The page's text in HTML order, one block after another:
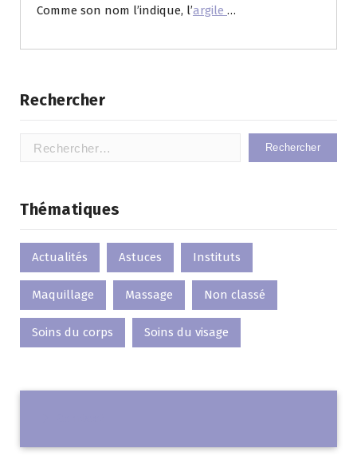
Comme son nom l’indique, l’argile …
Rechercher
Rechercher :
Thématiques
Actualités Astuces Instituts
Maquillage Massage Non classé
Soins du corps Soins du visage